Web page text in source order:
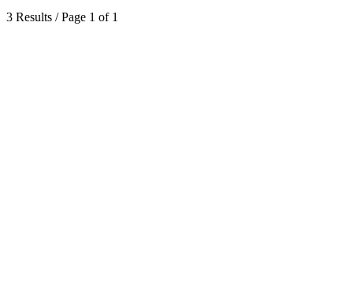
3 Results / Page 1 of 1